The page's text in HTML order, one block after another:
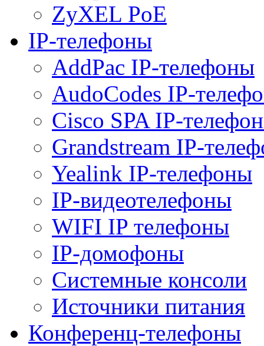
ZyXEL PoE
IP-телефоны
AddPac IP-телефоны
AudoCodes IP-
Cisco SPA IP-
Grandstream IP-
Yealink IP-телефоны
IP-видеотелефоны
WIFI IP телефоны
IP-домофоны
Системные консоли
Источники питания
Конференц-телефоны